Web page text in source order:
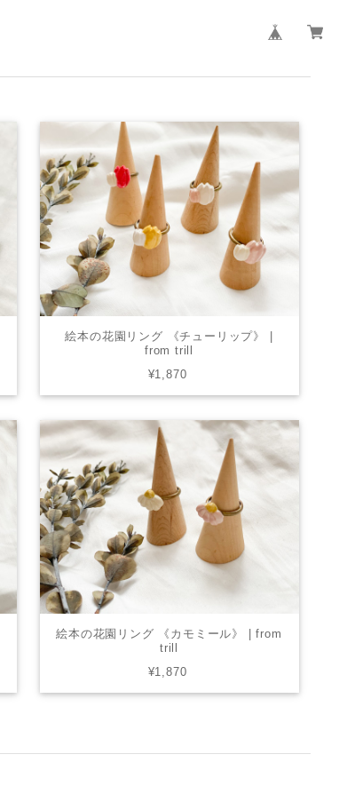
絵本の花園リング 《チューリップ》 |
from trill
¥1,870
絵本の花園リング 《カモミール》 | from
trill
¥1,870